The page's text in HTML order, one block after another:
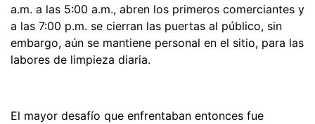
a.m. a las 5:00 a.m., abren los primeros comerciantes y
a las 7:00 p.m. se cierran las puertas al público, sin
embargo, aún se mantiene personal en el sitio, para las
labores de limpieza diaria.
El mayor desafío que enfrentaban entonces fue